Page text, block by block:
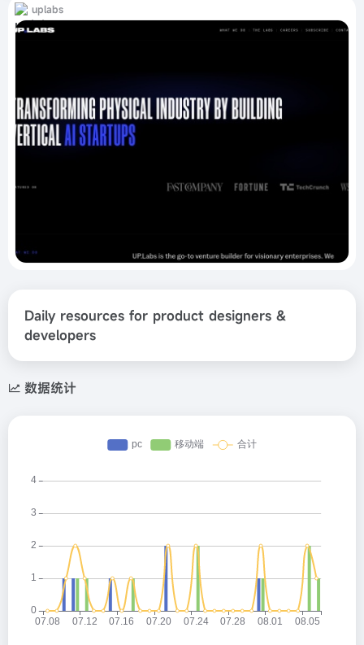
uplabs
Daily resources for product designers &
developers
数据统计